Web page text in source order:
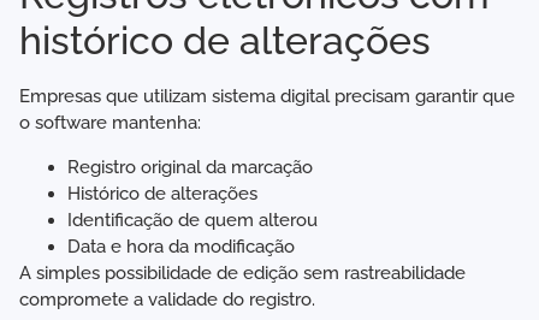
histórico de alterações
Empresas que utilizam sistema digital precisam garantir que
o software mantenha:
Registro original da marcação
Histórico de alterações
Identificação de quem alterou
Data e hora da modificação
A simples possibilidade de edição sem rastreabilidade
compromete a validade do registro.